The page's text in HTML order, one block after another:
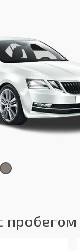
пробегом